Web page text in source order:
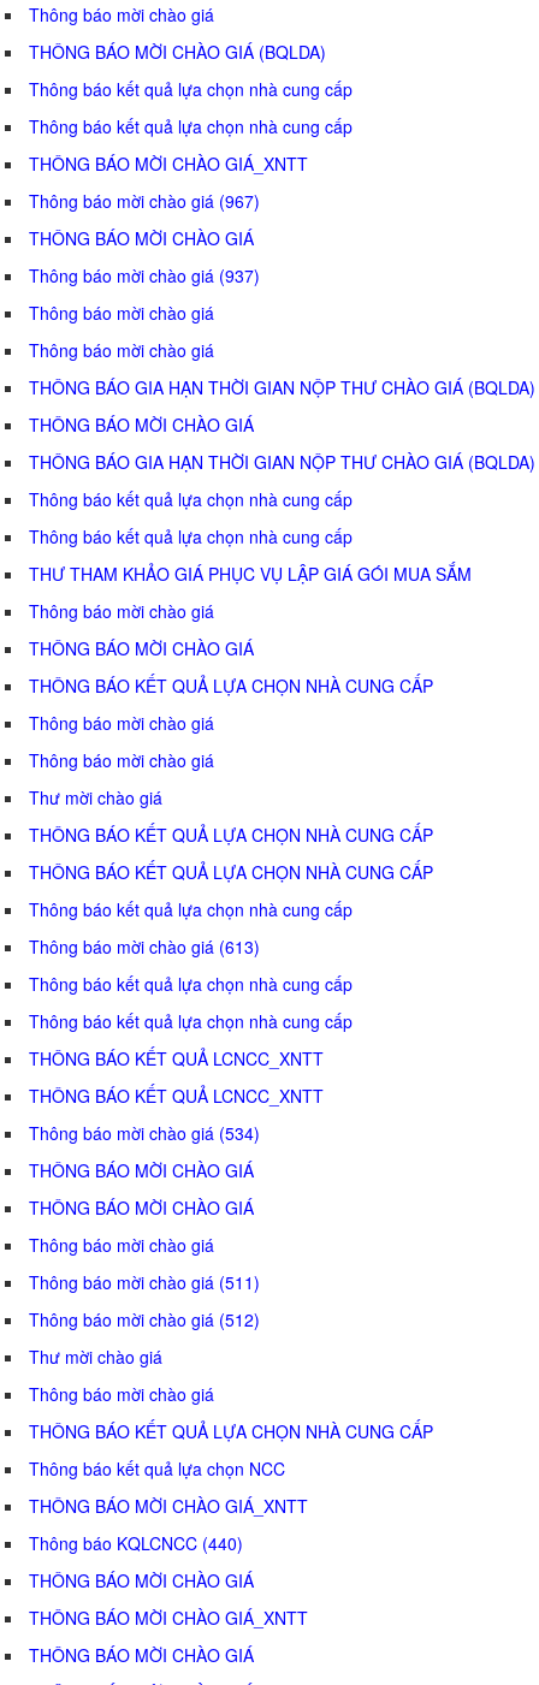
Thông báo mời chào giá
THÔNG BÁO MỜI CHÀO GIÁ (BQLDA)
Thông báo kết quả lựa chọn nhà cung cấp
Thông báo kết quả lựa chọn nhà cung cấp
THÔNG BÁO MỜI CHÀO GIÁ_XNTT
Thông báo mời chào giá (967)
THÔNG BÁO MỜI CHÀO GIÁ
Thông báo mời chào giá (937)
Thông báo mời chào giá
Thông báo mời chào giá
THÔNG BÁO GIA HẠN THỜI GIAN NỘP THƯ CHÀO GIÁ (BQLDA)
THÔNG BÁO MỜI CHÀO GIÁ
THÔNG BÁO GIA HẠN THỜI GIAN NỘP THƯ CHÀO GIÁ (BQLDA)
Thông báo kết quả lựa chọn nhà cung cấp
Thông báo kết quả lựa chọn nhà cung cấp
THƯ THAM KHẢO GIÁ PHỤC VỤ LẬP GIÁ GÓI MUA SẮM
Thông báo mời chào giá
THÔNG BÁO MỜI CHÀO GIÁ
THÔNG BÁO KẾT QUẢ LỰA CHỌN NHÀ CUNG CẤP
Thông báo mời chào giá
Thông báo mời chào giá
Thư mời chào giá
THÔNG BÁO KẾT QUẢ LỰA CHỌN NHÀ CUNG CẤP
THÔNG BÁO KẾT QUẢ LỰA CHỌN NHÀ CUNG CẤP
Thông báo kết quả lựa chọn nhà cung cấp
Thông báo mời chào giá (613)
Thông báo kết quả lựa chọn nhà cung cấp
Thông báo kết quả lựa chọn nhà cung cấp
THÔNG BÁO KẾT QUẢ LCNCC_XNTT
THÔNG BÁO KẾT QUẢ LCNCC_XNTT
Thông báo mời chào giá (534)
THÔNG BÁO MỜI CHÀO GIÁ
THÔNG BÁO MỜI CHÀO GIÁ
Thông báo mời chào giá
Thông báo mời chào giá (511)
Thông báo mời chào giá (512)
Thư mời chào giá
Thông báo mời chào giá
THÔNG BÁO KẾT QUẢ LỰA CHỌN NHÀ CUNG CẤP
Thông báo kết quả lựa chọn NCC
THÔNG BÁO MỜI CHÀO GIÁ_XNTT
Thông báo KQLCNCC (440)
THÔNG BÁO MỜI CHÀO GIÁ
THÔNG BÁO MỜI CHÀO GIÁ_XNTT
THÔNG BÁO MỜI CHÀO GIÁ